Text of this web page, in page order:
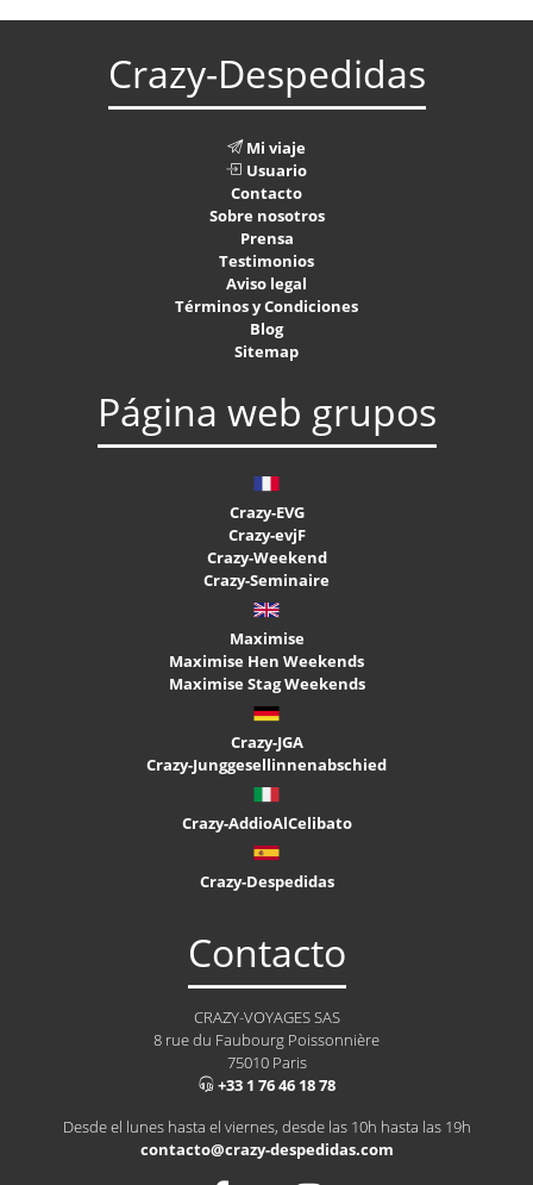
Crazy-Despedidas
Mi viaje
Usuario
Contacto
Sobre nosotros
Prensa
Testimonios
Aviso legal
Términos y Condiciones
Blog
Sitemap
Página web grupos
Crazy-EVG
Crazy-evjF
Crazy-Weekend
Crazy-Seminaire
Maximise
Maximise Hen Weekends
Maximise Stag Weekends
Crazy-JGA
Crazy-Junggesellinnenabschied
Crazy-AddioAlCelibato
Crazy-Despedidas
Contacto
CRAZY-VOYAGES SAS
8 rue du Faubourg Poissonnière
75010 Paris
+33 1 76 46 18 78
Desde el lunes hasta el viernes, desde las 10h hasta las 19h
contacto@crazy-despedidas.com